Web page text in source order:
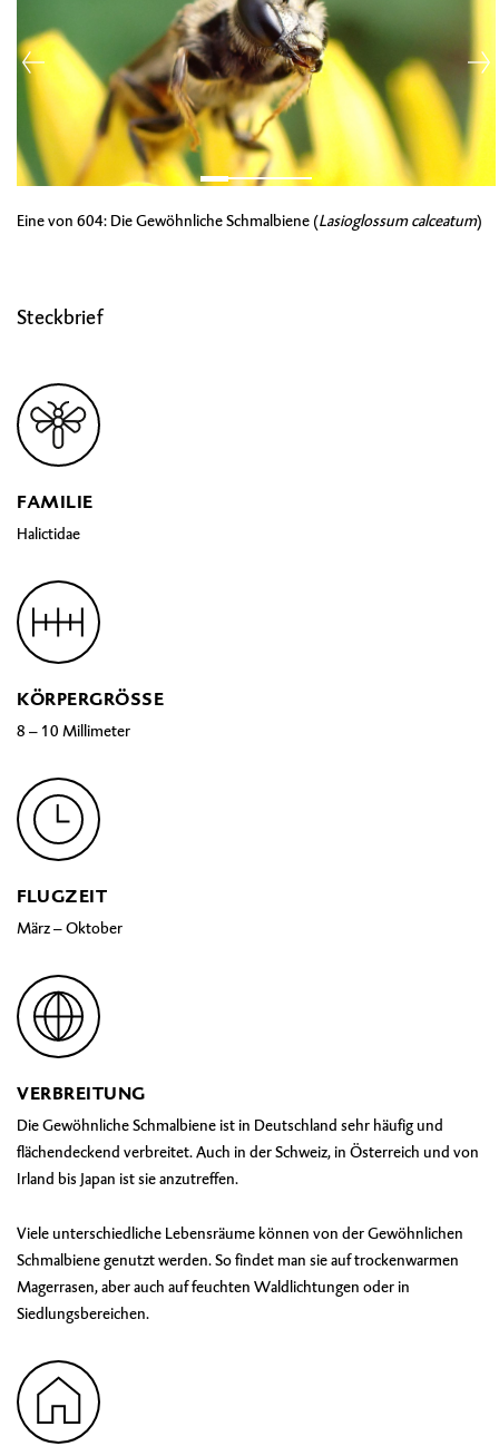
Eine von 604: Die Gewöhnliche Schmalbiene (Lasioglossum calceatum)
Steckbrief
FAMILIE
Halictidae
KÖRPERGRÖSSE
8 – 10 Millimeter
FLUGZEIT
März – Oktober
VERBREITUNG
Die Gewöhnliche Schmalbiene ist in Deutschland sehr häufig und
flächendeckend verbreitet. Auch in der Schweiz, in Österreich und von
Irland bis Japan ist sie anzutreffen.
Viele unterschiedliche Lebensräume können von der Gewöhnlichen
Schmalbiene genutzt werden. So findet man sie auf trockenwarmen
Magerrasen, aber auch auf feuchten Waldlichtungen oder in
Siedlungsbereichen.